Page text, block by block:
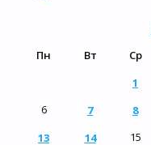
Пн Вт Ср
1
6
7 8
13
14 15